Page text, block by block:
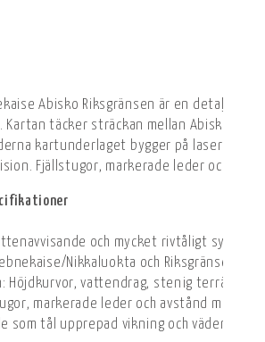
Abisko Riksgränsen är en
Kartan täcker sträckan mellan Abisko,
kartunderlaget bygger på
Fjällstugor, markerade leder och
och mycket rivtåligt
Nikkaluokta och Riksgränsen
Höjdkurvor, vattendrag, stenig terräng,
markerade leder och avstånd mellan
tål upprepad vikning och